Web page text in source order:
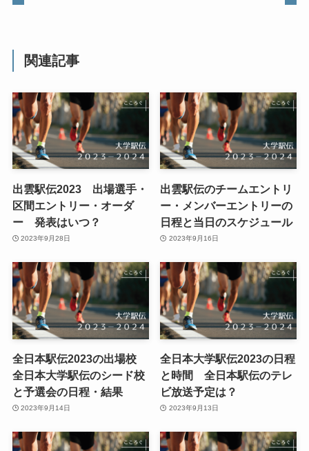
関連記事
出雲駅伝2023 出場選手・
区間エントリー・オーダ
ー 発表はいつ？
2023年9月28日
出雲駅伝のチームエントリ
ー・メンバーエントリーの
日程と当日のスケジュール
2023年9月16日
全日本駅伝2023の出場校
全日本大学駅伝のシード校
と予選会の日程・結果
2023年9月14日
全日本大学駅伝2023の日程
と時間 全日本駅伝のテレ
ビ放送予定は？
2023年9月13日